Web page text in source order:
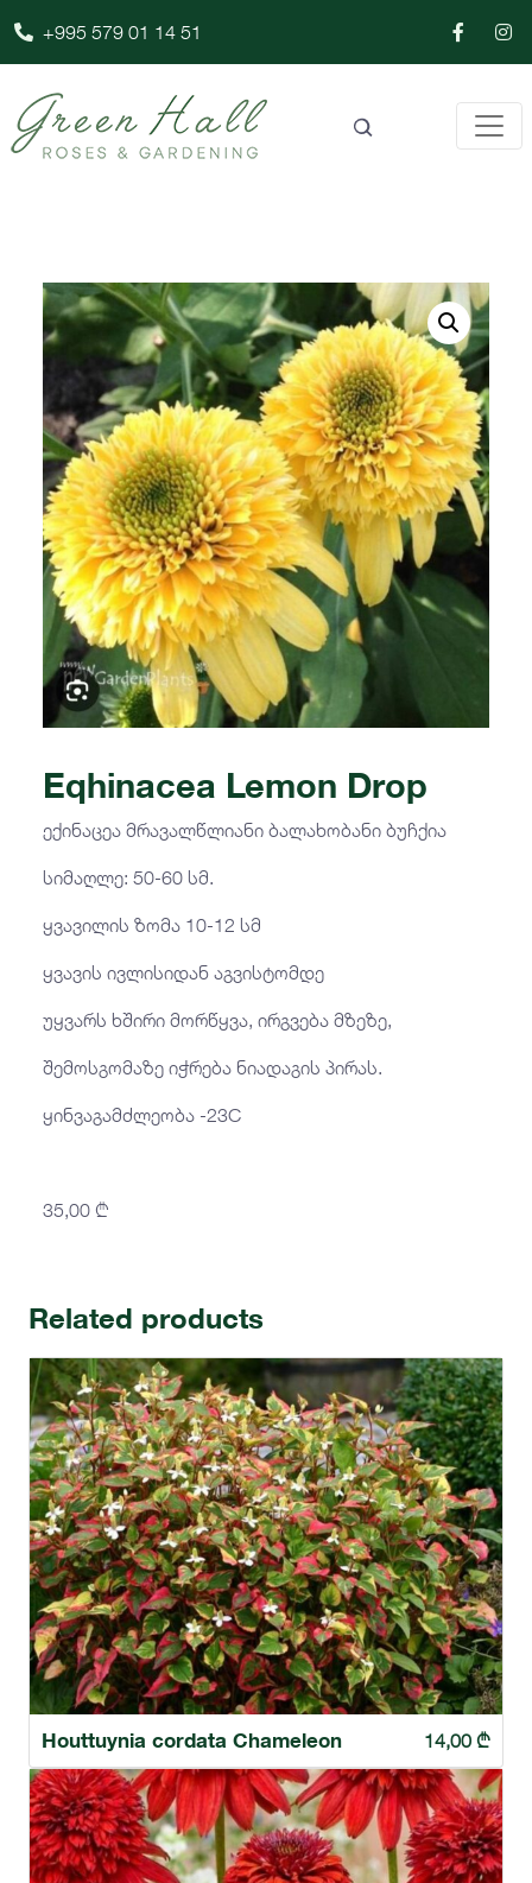
+995 579 01 14 51
Eqhinacea Lemon Drop
ექინაცეა მრავალწლიანი ბალახობანი ბუჩქია
სიმაღლე: 50-60 სმ.
ყვავილის ზომა 10-12 სმ
ყვავის ივლისიდან აგვისტომდე
უყვარს ხშირი მორწყვა, ირგვება მზეზე,
შემოსგომაზე იჭრება ნიადაგის პირას.
ყინვაგამძლეობა -23C
35,00 ₾
Related products
Houttuynia cordata Chameleon 14,00 ₾